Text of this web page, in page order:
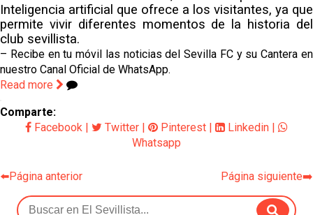
Inteligencia artificial que ofrece a los visitantes, ya que
permite vivir diferentes momentos de la historia del
club sevillista.
– Recibe en tu móvil las noticias del Sevilla FC y su Cantera en
nuestro Canal Oficial de WhatsApp.
Read more
Comparte:
Facebook
Twitter Pinterest Linkedin
Whatsapp
⬅️Página anterior Página siguiente➡️